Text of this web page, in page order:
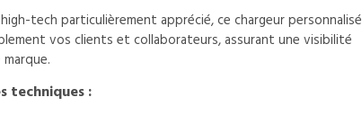
tech particulièrement apprécié, ce chargeur personnalisé
vos clients et collaborateurs, assurant une visibilité
techniques :